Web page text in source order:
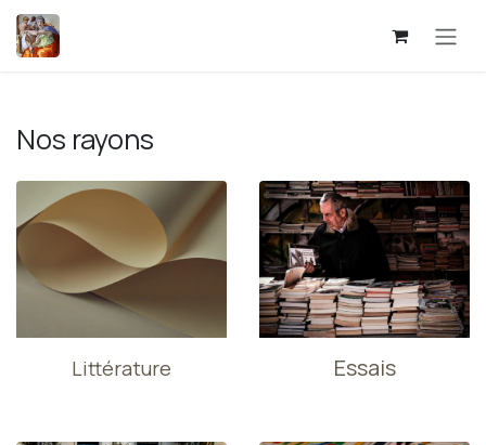
Se rendre au contenu
Nos rayons
Littérature Essais